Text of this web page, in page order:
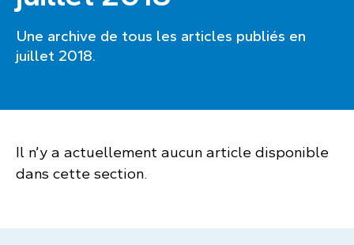
Une archive de tous les articles publiés en
juillet 2018.
Page
de
Il n’y a actuellement aucun article disponible
dans cette section.